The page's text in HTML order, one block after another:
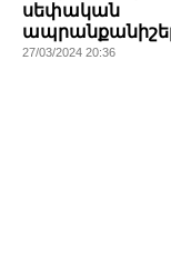
սեփական
27/03/2024 20:36